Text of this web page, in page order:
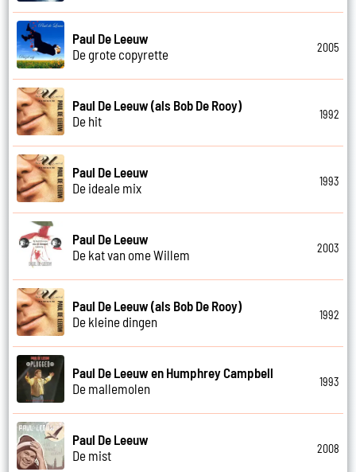
Paul De Leeuw
De grote copyrette
2005
Paul De Leeuw (als Bob De Rooy)
De hit
1992
Paul De Leeuw
De ideale mix
1993
Paul De Leeuw
De kat van ome Willem
2003
Paul De Leeuw (als Bob De Rooy)
De kleine dingen
1992
Paul De Leeuw en Humphrey Campbell
De mallemolen
1993
Paul De Leeuw
De mist
2008